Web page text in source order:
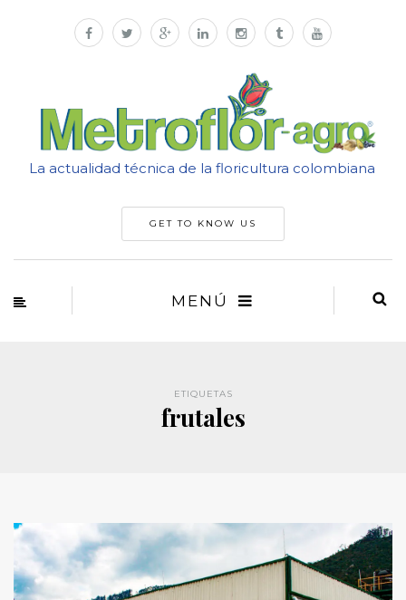
La actualidad técnica de la floricultura colombiana
GET TO KNOW US
MENÚ
ETIQUETAS
frutales